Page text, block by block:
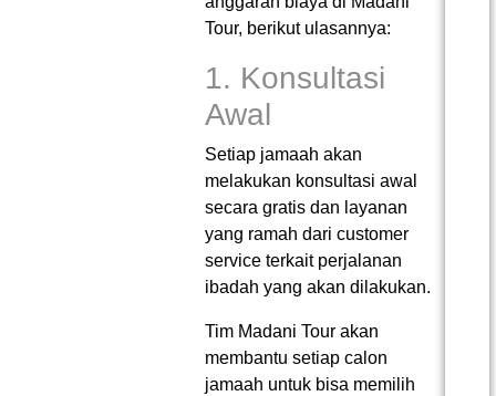
Tour, berikut ulasannya:
1. Konsultasi
Awal
Setiap jamaah akan
melakukan konsultasi awal
secara gratis dan layanan
yang ramah dari customer
service terkait perjalanan
ibadah yang akan dilakukan.
Tim Madani Tour akan
membantu setiap calon
jamaah untuk bisa memilih